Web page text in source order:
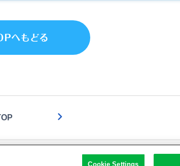
利用者情報の外部送信ポリシー |
Cookie Settings